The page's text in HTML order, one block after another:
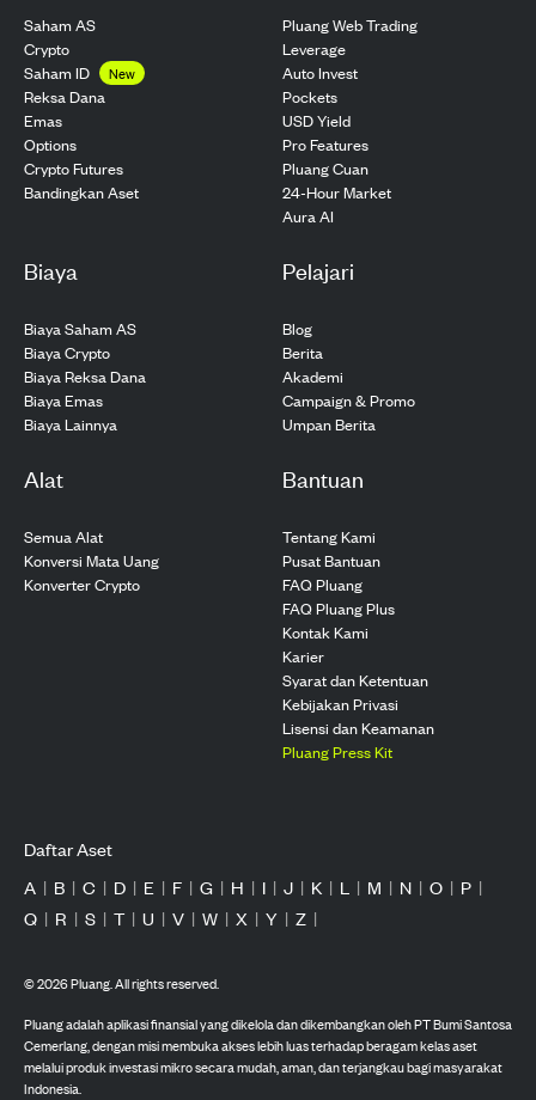
Saham AS
Crypto
Saham ID
New
Reksa Dana
Emas
Options
Crypto Futures
Bandingkan Aset
Pluang Web Trading
Leverage
Auto Invest
Pockets
USD Yield
Pro Features
Pluang Cuan
24-Hour Market
Aura AI
Biaya
Biaya Saham AS
Biaya Crypto
Biaya Reksa Dana
Biaya Emas
Biaya Lainnya
Pelajari
Blog
Berita
Akademi
Campaign & Promo
Umpan Berita
Alat
Semua Alat
Konversi Mata Uang
Konverter Crypto
Bantuan
Tentang Kami
Pusat Bantuan
FAQ Pluang
FAQ Pluang Plus
Kontak Kami
Karier
Syarat dan Ketentuan
Kebijakan Privasi
Lisensi dan Keamanan
Pluang Press Kit
Daftar Aset
A | B | C | D | E | F | G | H | I | J | K | L | M | N | O | P |
Q | R | S | T | U | V | W | X | Y | Z |
©2026Pluang. All rights reserved.
Pluang adalah aplikasi finansial yang dikelola dan dikembangkan oleh PT Bumi Santosa
Cemerlang, dengan misi membuka akses lebih luas terhadap beragam kelas aset
melalui produk investasi mikro secara mudah, aman, dan terjangkau bagi masyarakat
Indonesia.